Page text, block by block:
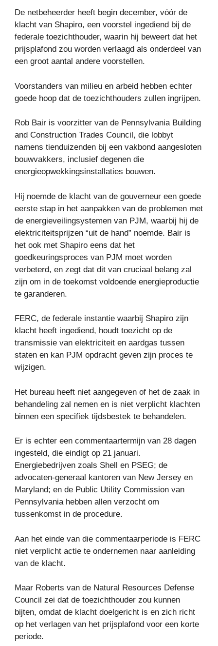
De netbeheerder heeft begin december, vóór de
klacht van Shapiro, een voorstel ingediend bij de
federale toezichthouder, waarin hij beweert dat het
prijsplafond zou worden verlaagd als onderdeel van
een groot aantal andere voorstellen.
Voorstanders van milieu en arbeid hebben echter
goede hoop dat de toezichthouders zullen ingrijpen.
Rob Bair is voorzitter van de Pennsylvania Building
and Construction Trades Council, die lobbyt
namens tienduizenden bij een vakbond aangesloten
bouwvakkers, inclusief degenen die
energieopwekkingsinstallaties bouwen.
Hij noemde de klacht van de gouverneur een goede
eerste stap in het aanpakken van de problemen met
de energieveilingsystemen van PJM, waarbij hij de
elektriciteitsprijzen “uit de hand” noemde. Bair is
het ook met Shapiro eens dat het
goedkeuringsproces van PJM moet worden
verbeterd, en zegt dat dit van cruciaal belang zal
zijn om in de toekomst voldoende energieproductie
te garanderen.
FERC, de federale instantie waarbij Shapiro zijn
klacht heeft ingediend, houdt toezicht op de
transmissie van elektriciteit en aardgas tussen
staten en kan PJM opdracht geven zijn proces te
wijzigen.
Het bureau heeft niet aangegeven of het de zaak in
behandeling zal nemen en is niet verplicht klachten
binnen een specifiek tijdsbestek te behandelen.
Er is echter een commentaartermijn van 28 dagen
ingesteld, die eindigt op 21 januari.
Energiebedrijven zoals Shell en PSEG; de
advocaten-generaal kantoren van New Jersey en
Maryland; en de Public Utility Commission van
Pennsylvania hebben allen verzocht om
tussenkomst in de procedure.
Aan het einde van die commentaarperiode is FERC
niet verplicht actie te ondernemen naar aanleiding
van de klacht.
Maar Roberts van de Natural Resources Defense
Council zei dat de toezichthouder zou kunnen
bijten, omdat de klacht doelgericht is en zich richt
op het verlagen van het prijsplafond voor een korte
periode.